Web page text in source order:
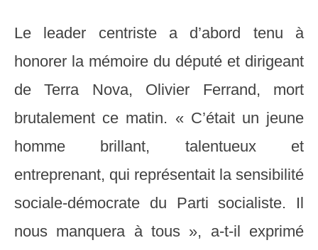
Le leader centriste a d’abord tenu à
honorer la mémoire du député et dirigeant
de Terra Nova, Olivier Ferrand, mort
brutalement ce matin. « C’était un jeune
homme brillant, talentueux et
entreprenant, qui représentait la sensibilité
sociale-démocrate du Parti socialiste. Il
nous manquera à tous », a-t-il exprimé